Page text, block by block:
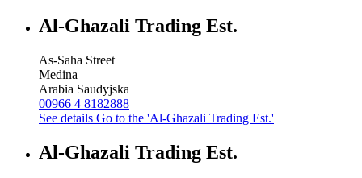
Al-Ghazali Trading Est.
As-Saha Street
Medina
Arabia Saudyjska
00966 4 8182888
See details Go to the 'Al-Ghazali Trading Est.'
Al-Ghazali Trading Est.